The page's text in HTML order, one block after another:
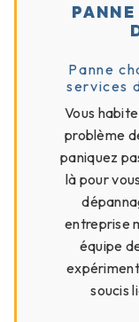
PANNE
Panne
services
Vous
problème
paniquez
là pour
entreprise
équipe
soucis